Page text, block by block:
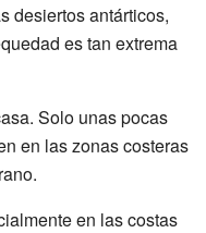
desiertos antárticos,
es tan extrema
Solo unas pocas
en las zonas costeras
en las costas